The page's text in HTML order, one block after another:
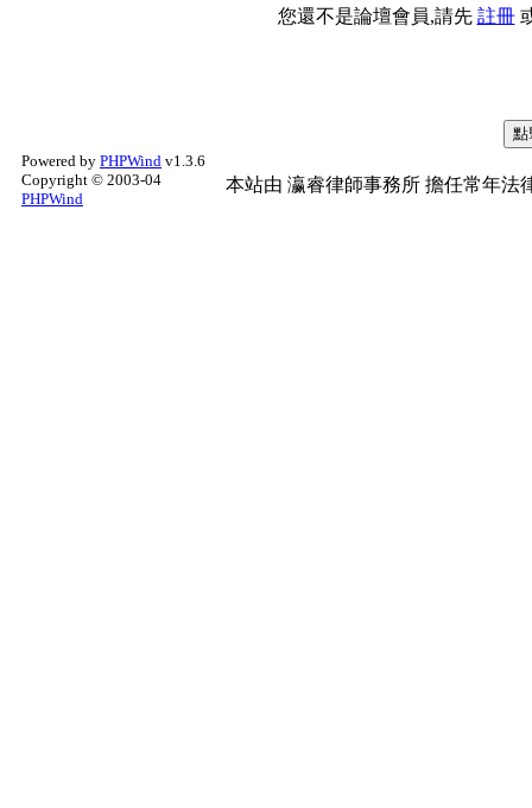
您還不是論壇會員,請先 註冊
Powered by PHPWind v1.3.6
Copyright © 2003-04
PHPWind
本站由 瀛睿律師事務所 擔任常年法